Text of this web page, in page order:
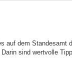
auf dem
Darin sind wertvolle